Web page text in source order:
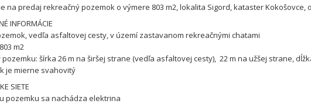
na predaj rekreačný pozemok o výmere 803 m2, lokalita Sigord, kataster Kokošovce,
INFORMÁCIE
vedľa asfaltovej cesty, v území zastavanom rekreačnými chatami
m2
šírka 26 m na širšej strane (vedľa asfaltovej cesty), 22 m na užšej strane,
je mierne svahovitý
SIETE
pozemku sa nachádza elektrina